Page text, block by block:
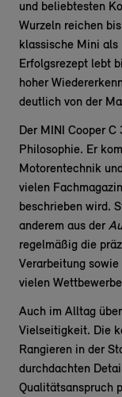
und beliebtesten
Wurzeln reichen
klassische Mini
Erfolgsrezept lebt
hoher
deutlich von der
Der MINI Cooper
Philosophie. Er
Motorentechnik
vielen
beschrieben wird.
anderem aus der
regelmäßig die
Verarbeitung
vielen
Auch im Alltag
Vielseitigkeit. Die
Rangieren in der
durchdachten
Qualitätsanspruch